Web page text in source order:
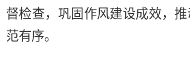
督检查，巩固作风建设成效，
范有序。